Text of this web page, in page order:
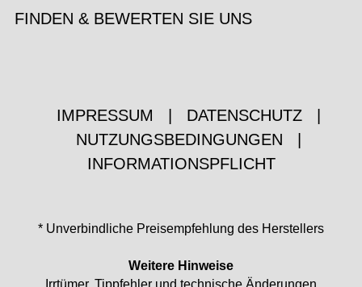
FINDEN & BEWERTEN SIE UNS
IMPRESSUM DATENSCHUTZ
NUTZUNGSBEDINGUNGEN
INFORMATIONSPFLICHT
* Unverbindliche Preisempfehlung des Herstellers
Weitere Hinweise